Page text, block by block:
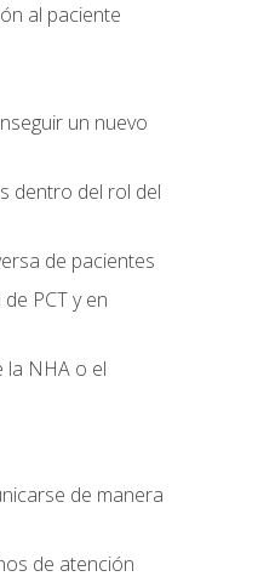
al paciente
un nuevo
dentro del rol del
de pacientes
PCT y en
la NHA o el
de manera
de atención